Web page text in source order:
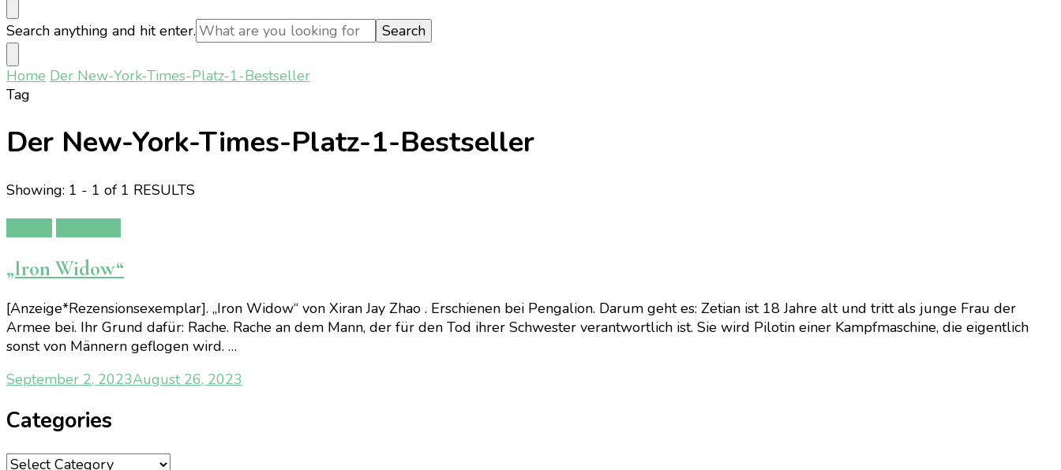
Looking
for
Something?
Search anything and hit enter.
Home Der New-York-Times-Platz-1-Bestseller
Tag
Der New-York-Times-Platz-1-Bestseller
Showing: 1 - 1 of 1 RESULTS
„Iron Widow“
[Anzeige*Rezensionsexemplar]. „Iron Widow“ von Xiran Jay Zhao . Erschienen bei Pengalion. Darum geht es: Zetian ist 18 Jahre alt und tritt als junge Frau der
Armee bei. Ihr Grund dafür: Rache. Rache an dem Mann, der für den Tod ihrer Schwester verantwortlich ist. Sie wird Pilotin einer Kampfmaschine, die eigentlich
sonst von Männern geflogen wird. …
September 2, 2023August 26, 2023
Categories
Categories